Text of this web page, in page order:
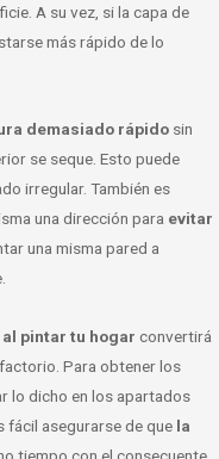
A su vez, si la capa de
más rápido de lo
demasiado rápido sin
se seque. Esto puede
irregular. También es
una dirección para evitar
una misma pared a
pintar tu hogar convertirá
Para obtener los
lo dicho en los apartados
fácil asegurarse de que la